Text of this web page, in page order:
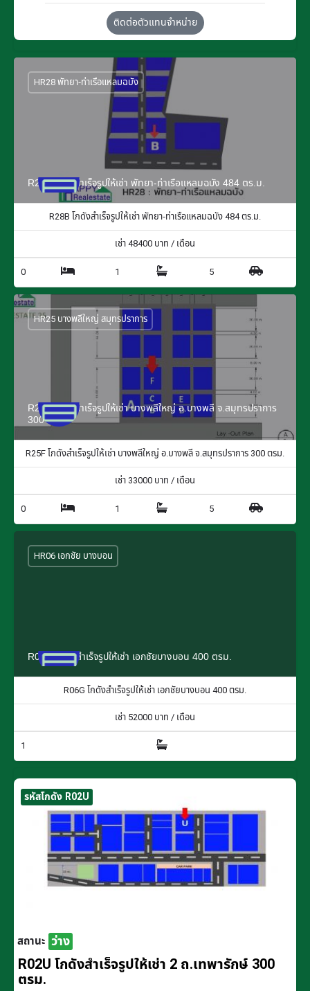
ติดต่อตัวแทนจำหน่าย
R28B โกดังสำเร็จรูปให้เช่า พัทยา-ท่าเรือแหลมฉบัง 484 ตร.ม.
HR28 พัทยา-ท่าเรือแหลมฉบัง
R28B โกดังสำเร็จรูปให้เช่า พัทยา-ท่าเรือแหลมฉบัง 484 ตร.ม.
เช่า48400 บาท / เดือน
0 1 5
R25F โกดังสำเร็จรูปให้เช่า บางพลีใหญ่ อ.บางพลี จ.สมุทรปราการ
300 ตรม.
HR25 บางพลีใหญ่ สมุทรปราการ
R25F โกดังสำเร็จรูปให้เช่า บางพลีใหญ่ อ.บางพลี จ.สมุทรปราการ 300 ตรม.
เช่า 33000 บาท / เดือน
0 1 5
R06G โกดังสำเร็จรูปให้เช่า เอกชัยบางบอน 400 ตรม.
HR06 เอกชัย บางบอน
R06G โกดังสำเร็จรูปให้เช่า เอกชัยบางบอน 400 ตรม.
เช่า 52000 บาท / เดือน
1
รหัสโกดัง R02U
สถานะ ว่าง
R02U โกดังสำเร็จรูปให้เช่า 2 ถ.เทพารักษ์ 300
ตรม.